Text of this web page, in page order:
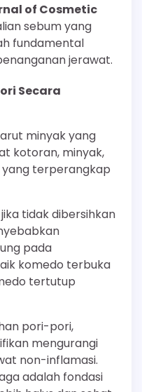
of Cosmetic
sebum yang
fundamental
jerawat.
Secara
minyak yang
kotoran, minyak,
yang terperangkap
tidak dibersihkan
pada
komedo terbuka
tertutup
pori-pori,
mengurangi
non-inflamasi.
adalah fondasi